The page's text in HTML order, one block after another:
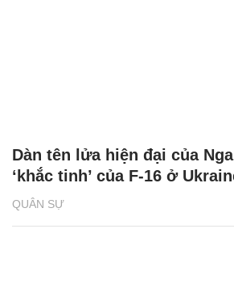
QUÂN SỰ
Dàn tên lửa hiện đại của
‘khắc tinh’ của F-16 ở